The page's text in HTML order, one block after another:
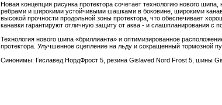
Новая концепция рисунка протектора сочетает технологию нового
ребрами и широкими устойчивыми шашками в боковине, широкими
высокой прочности продольной зоны протектора, что обеспечивает
канавки гарантируют отличную защиту от аква - и слашпланирования с
Технология нового шипа «бриллианта» и оптимизированное
протектора. Улучшенное сцепление на льду и сокращенный тормозной
Синонимы: Гиславед НордФрост 5, резина Gislaved Nord Frost 5, шины